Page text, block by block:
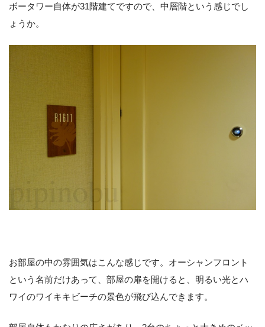
ボータワー自体が31階建てですので、中層階という感じでし
ょうか。
お部屋の中の雰囲気はこんな感じです。オーシャンフロント
という名前だけあって、部屋の扉を開けると、明るい光とハ
ワイのワイキキビーチの景色が飛び込んできます。